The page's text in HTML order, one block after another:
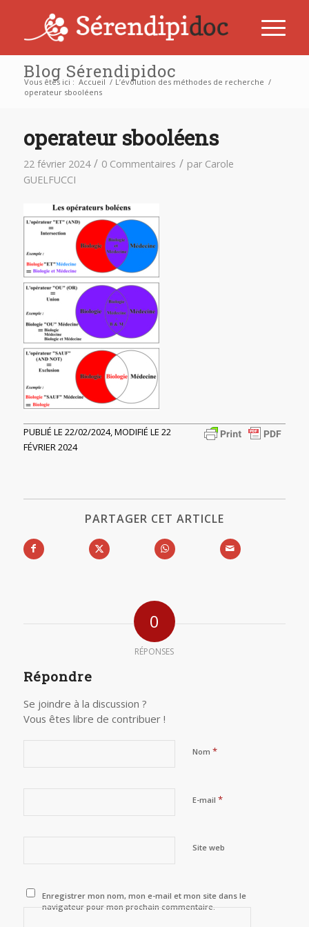
Blog Sérendipidoc
Vous êtes ici : Accueil / L’évolution des méthodes de recherche /
operateur sbooléens
operateur sbooléens
22 février 2024 / 0 Commentaires / par Carole
GUELFUCCI
PUBLIÉ LE 22/02/2024, MODIFIÉ LE 22
FÉVRIER 2024
PARTAGER CET ARTICLE
0
RÉPONSES
Répondre
Se joindre à la discussion ?
Vous êtes libre de contribuer !
Nom *
E-mail *
Site web
Enregistrer mon nom, mon e-mail et mon site dans le
navigateur pour mon prochain commentaire.